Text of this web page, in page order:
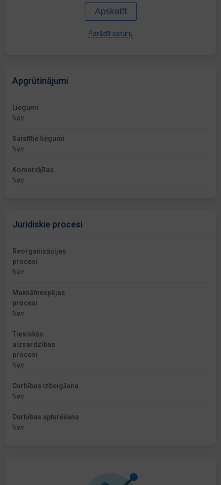
Apskatīt
Parādīt saturu
Apgrūtinājumi
Liegumi
Nav
Saistītie liegumi
Nav
Komercķīlas
Nav
Juridiskie procesi
Reorganizācijas
procesi
Nav
Maksātnespējas
procesi
Nav
Tiesiskās
aizsardzības
procesi
Nav
Darbības izbeigšana
Nav
Darbības apturēšana
Nav